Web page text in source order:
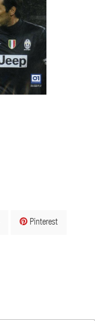
Pinterest